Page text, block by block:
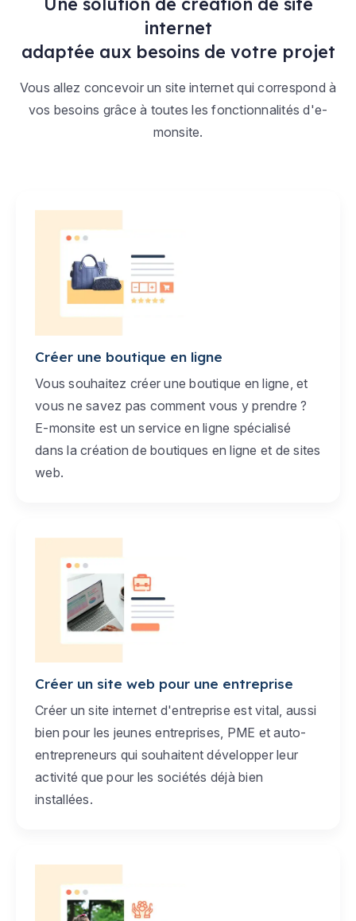
internet
adaptée aux besoins de votre projet
Vous allez concevoir un site internet qui correspond à
vos besoins grâce à toutes les fonctionnalités d'e-
monsite.
Créer une boutique en ligne
Vous souhaitez créer une boutique en ligne, et
vous ne savez pas comment vous y prendre ?
E-monsite est un service en ligne spécialisé
dans la création de boutiques en ligne et de sites
web.
Créer un site web pour une entreprise
Créer un site internet d'entreprise est vital, aussi
bien pour les jeunes entreprises, PME et auto-
entrepreneurs qui souhaitent développer leur
activité que pour les sociétés déjà bien
installées.